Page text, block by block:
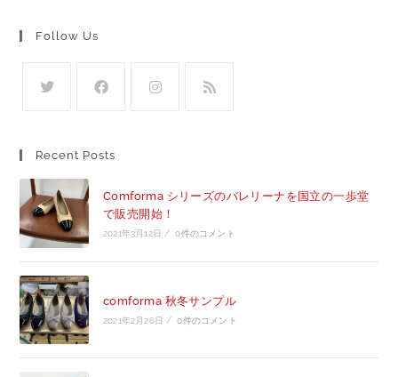
Follow Us
Recent Posts
Comforma シリーズのバレリーナを国立の一歩堂
で販売開始！
2021年3月12日 / 0件のコメント
comforma 秋冬サンプル
2021年2月26日 / 0件のコメント